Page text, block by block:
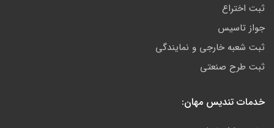
ثبت اختراع
جواز تاسیس
ثبت شعبه خارجی و نمایندگی
ثبت طرح صنعتی
خدمات تندیس مهان: